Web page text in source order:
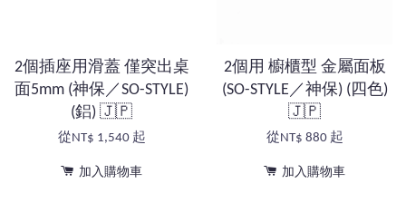
2個插座用滑蓋 僅突出桌
面5mm (神保／SO-STYLE)
(鋁) 🇯🇵
從 NT$ 1,540 起
加入購物車
2個用 櫥櫃型 金屬面板
(SO-STYLE／神保) (四色)
🇯🇵
從 NT$ 880 起
加入購物車